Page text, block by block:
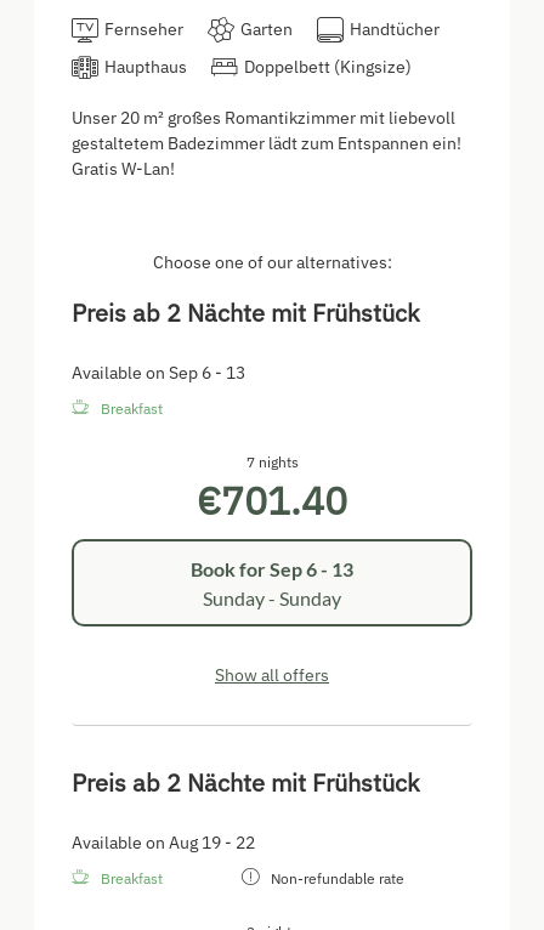
Fernseher Garten
Handtücher
Haupthaus
Doppelbett (Kingsize)
Unser 20 m² großes Romantikzimmer mit liebevoll
gestaltetem Badezimmer lädt zum Entspannen ein!
Gratis W-Lan!
Choose one of our alternatives:
Preis ab 2 Nächte mit Frühstück
Available on Sep 6 - 13
Breakfast
7 nights
€701.40
Book forSep 6 - 13
Sunday - Sunday
Show all offers
Preis ab 2 Nächte mit Frühstück
Available on Aug 19 - 22
Breakfast Non-refundable rate